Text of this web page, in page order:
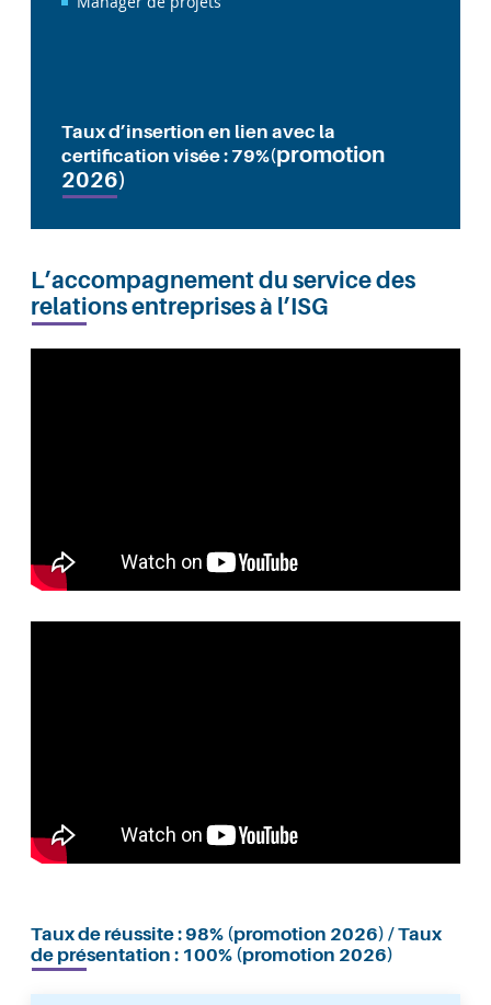
Taux d’insertion en lien avec la
certification visée : 79%(promotion
2026)
L’accompagnement du service des
relations entreprises à l’ISG
Taux de réussite : 98% (promotion 2026) / Taux
de présentation : 100% (promotion 2026)